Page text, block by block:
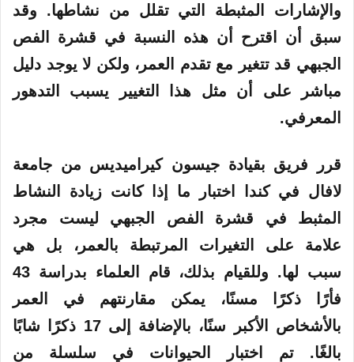
والإشارات المثبطة التي تقلل من نشاطها. وقد
سبق أن اقترح أن هذه النسبة في قشرة الفص
الجبهي قد تتغير مع تقدم العمر، ولكن لا يوجد دليل
مباشر على أن مثل هذا التغيير يسبب التدهور
المعرفي.
قرر فريق بقيادة جيسون كيراميديس من جامعة
لافال في كندا اختبار ما إذا كانت زيادة النشاط
المثبط في قشرة الفص الجبهي ليست مجرد
علامة على التغيرات المرتبطة بالعمر، بل هي
سبب لها. وللقيام بذلك، قام العلماء بدراسة 43
فأرًا ذكرًا مسنًا، يمكن مقارنتهم في العمر
بالأشخاص الأكبر سنًا، بالإضافة إلى 17 ذكرًا شابًا
بالغًا. تم اختبار الحيوانات في سلسلة من